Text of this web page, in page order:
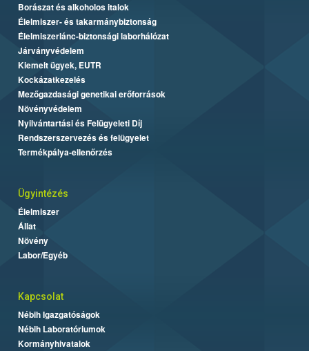
Borászat és alkoholos italok
Élelmiszer- és takarmánybiztonság
Élelmiszerlánc-biztonsági laborhálózat
Járványvédelem
Kiemelt ügyek, EUTR
Kockázatkezelés
Mezőgazdasági genetikai erőforrások
Növényvédelem
Nyilvántartási és Felügyeleti Díj
Rendszerszervezés és felügyelet
Termékpálya-ellenőrzés
Ügyintézés
Élelmiszer
Állat
Növény
Labor/Egyéb
Kapcsolat
Nébih Igazgatóságok
Nébih Laboratóriumok
Kormányhivatalok